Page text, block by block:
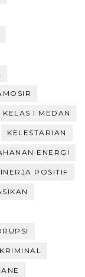
KELAS I MEDAN
KELESTARIAN
ENERGI
POSITIF
KRIMINAL